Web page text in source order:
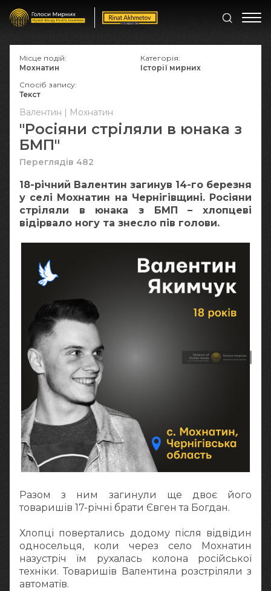
Валентин | Мохнатин
"Росіяни стріляли в юнака з
БМП"
Переглядів 482
18-річний Валентин загинув 14-го березня
у селі Мохнатин на Чернігівщині. Росіяни
стріляли в юнака з БМП – хлопцеві
відірвало ногу та знесло пів голови.
Разом з ним загинули ще двоє його
товаришів 17-річні брати Євген та Богдан.
Хлопці повертались додому після відвідин
односельця, коли через село Мохнатин
назустріч їм рухалась колона російської
техніки. Товаришів Валентина розстріляли з
автоматів.
Місце подій:
Мохнатин
Категорія:
Історії мирних
Спосіб запису:
Текст